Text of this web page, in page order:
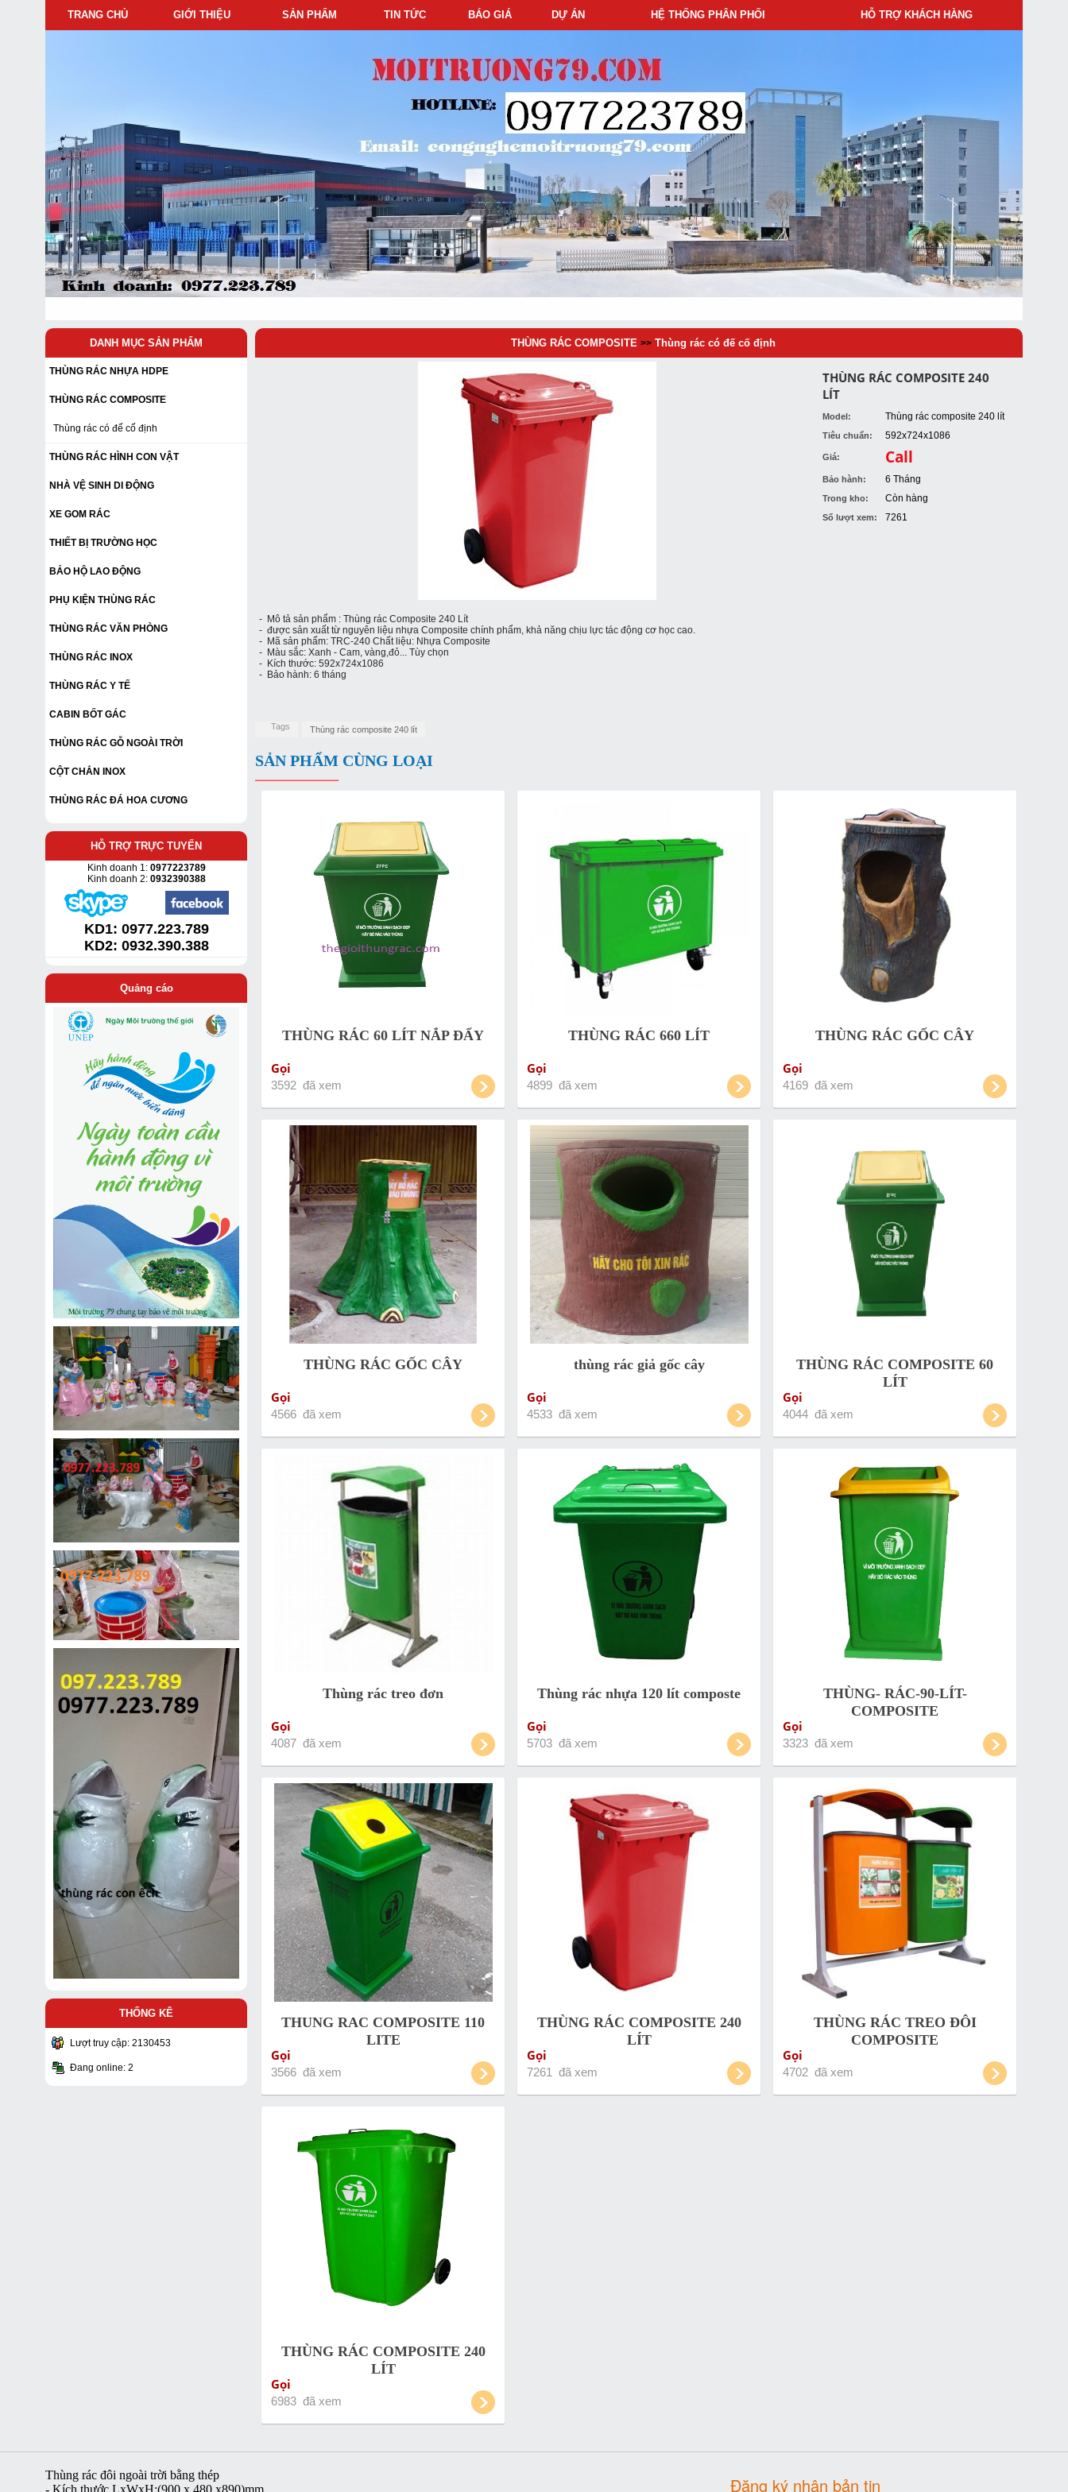
TRANG CHỦ GIỚI THIỆU SẢN PHẨM TIN TỨC BÁO GIÁ DỰ ÁN HỆ THỐNG PHÂN PHỐI HỖ TRỢ KHÁCH HÀNG
DANH MỤC SẢN PHẨM
THÙNG RÁC NHỰA HDPE
THÙNG RÁC COMPOSITE
Thùng rác có đế cố định
THÙNG RÁC HÌNH CON VẬT
NHÀ VỆ SINH DI ĐỘNG
XE GOM RÁC
THIẾT BỊ TRƯỜNG HỌC
BẢO HỘ LAO ĐỘNG
PHỤ KIỆN THÙNG RÁC
THÙNG RÁC VĂN PHÒNG
THÙNG RÁC INOX
THÙNG RÁC Y TẾ
CABIN BỐT GÁC
THÙNG RÁC GỖ NGOÀI TRỜI
CỘT CHẮN INOX
THÙNG RÁC ĐÁ HOA CƯƠNG
HỖ TRỢ TRỰC TUYẾN
Kinh doanh 1:0977223789
Kinh doanh 2: 0932390388
KD1: 0977.223.789
KD2: 0932.390.388
Quảng cáo
THỐNG KÊ
Lượt truy cập: 2130453
Đang online: 2
THÙNG RÁC COMPOSITE >> Thùng rác có đế cố định
THÙNG RÁC COMPOSITE 240
LÍT
Model: Thùng rác composite 240 lít
Tiêu chuẩn: 592x724x1086
Giá: Call
Bảo hành: 6 Tháng
Trong kho: Còn hàng
Số lượt xem: 7261
- Mô tả sản phẩm : Thùng rác Composite 240 Lít
- được sản xuất từ nguyên liệu nhựa Composite chính phẩm, khả năng chịu lực tác động cơ học cao.
- Mã sản phẩm: TRC-240 Chất liệu: Nhựa Composite
- Màu sắc: Xanh - Cam, vàng,đỏ... Tùy chọn
- Kích thước: 592x724x1086
- Bảo hành: 6 tháng
Tags Thùng rác composite 240 lít
SẢN PHẨM CÙNG LOẠI
THÙNG RÁC 60 LÍT NẮP ĐẨY
Gọi
3592 đã xem
THÙNG RÁC 660 LÍT
Gọi
4899 đã xem
THÙNG RÁC GỐC CÂY
Gọi
4169 đã xem
THÙNG RÁC GỐC CÂY
Gọi
4566 đã xem
thùng rác giả gốc cây
Gọi
4533 đã xem
THÙNG RÁC COMPOSITE 60
LÍT
Gọi
4044 đã xem
Thùng rác treo đơn
Gọi
4087 đã xem
Thùng rác nhựa 120 lít composte
Gọi
5703 đã xem
THÙNG- RÁC-90-LÍT-
COMPOSITE
Gọi
3323 đã xem
THUNG RAC COMPOSITE 110
LITE
Gọi
3566 đã xem
THÙNG RÁC COMPOSITE 240
LÍT
Gọi
7261 đã xem
THÙNG RÁC TREO ĐÔI
COMPOSITE
Gọi
4702 đã xem
THÙNG RÁC COMPOSITE 240
LÍT
Gọi
6983 đã xem
Thùng rác đôi ngoài trời bằng thép
- Kích thước LxWxH:(900 x 480 x890)mm
Đăng ký nhận bản tin